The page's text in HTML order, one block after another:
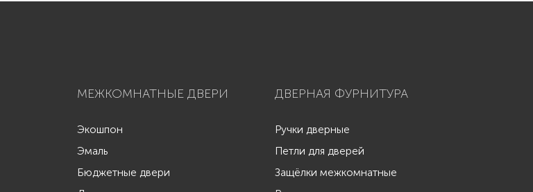
МЕЖКОМНАТНЫЕ ДВЕРИ
Экошпон
Эмаль
Бюджетные двери
ДВЕРНАЯ ФУРНИТУРА
Ручки дверные
Петли для дверей
Защёлки межкомнатные